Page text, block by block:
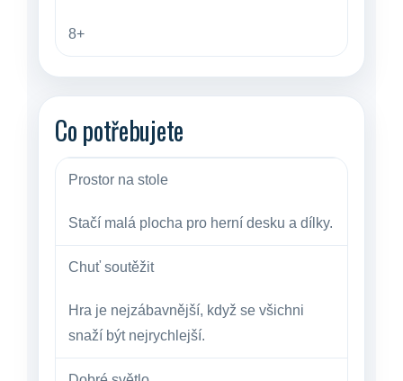
8+
Co potřebujete
Prostor na stole
Stačí malá plocha pro herní desku a dílky.
Chuť soutěžit
Hra je nejzábavnější, když se všichni
snaží být nejrychlejší.